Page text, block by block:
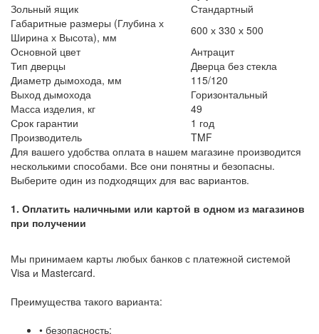
Зольный ящик
Стандартный
Габаритные размеры (Глубина х
Ширина х Высота), мм
600 х 330 х 500
Основной цвет
Антрацит
Тип дверцы
Дверца без стекла
Диаметр дымохода, мм
115/120
Выход дымохода
Горизонтальный
Масса изделия, кг
49
Срок гарантии
1 год
Производитель
TMF
Для вашего удобства оплата в нашем магазине производится
несколькими способами. Все они понятны и безопасны.
Выберите один из подходящих для вас вариантов.
1. Оплатить наличными или картой в одном из магазинов
при получении
Мы принимаем карты любых банков с платежной системой
Visa и Mastercard.
Преимущества такого варианта:
• безопасность;